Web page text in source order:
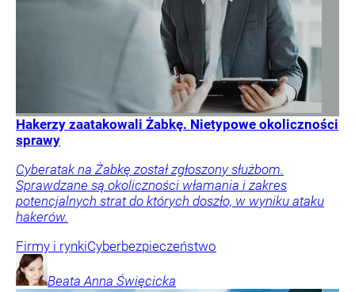
Hakerzy zaatakowali Żabkę. Nietypowe okoliczności
sprawy
Cyberatak na Żabkę został zgłoszony służbom.
Sprawdzane są okoliczności włamania i zakres
potencjalnych strat do których doszło, w wyniku ataku
hakerów.
Firmy i rynkiCyberbezpieczeństwo
Beata Anna Święcicka